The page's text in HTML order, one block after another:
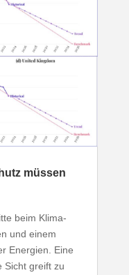
müssen
beim Klima­
und einem
Energien. Eine
Sicht greift zu